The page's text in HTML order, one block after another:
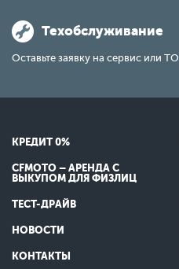
Техобслуживание
Оставьте заявку на сервис или ТО.
КРЕДИТ 0%
CFMOTO – АРЕНДА С
ВЫКУПОМ ДЛЯ ФИЗЛИЦ
ТЕСТ-ДРАЙВ
НОВОСТИ
КОНТАКТЫ